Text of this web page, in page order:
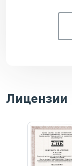
Лицензии